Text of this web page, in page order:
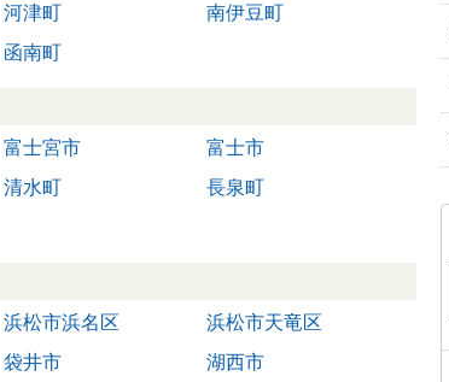
河津町
南伊豆町
函南町
富士宮市
富士市
清水町
長泉町
浜松市浜名区
浜松市天竜区
袋井市
湖西市